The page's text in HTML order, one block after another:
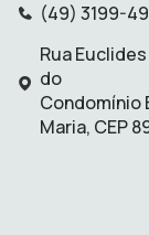
(49) 3199-
Endereço:
Rua
do
Condomínio
Maria, CEP